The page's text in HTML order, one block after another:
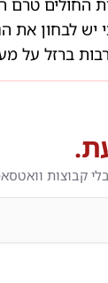
יש לבחון את
ברזל על
קבוצות